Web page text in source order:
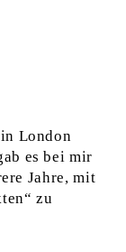
London
es bei mir
Jahre, mit
zu